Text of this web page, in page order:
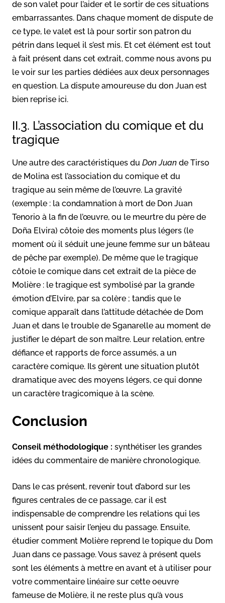
de son valet pour l’aider et le sortir de ces situations
embarrassantes. Dans chaque moment de dispute de
ce type, le valet est là pour sortir son patron du
pétrin dans lequel il s’est mis. Et cet élément est tout
à fait présent dans cet extrait, comme nous avons pu
le voir sur les parties dédiées aux deux personnages
en question. La dispute amoureuse du don Juan est
bien reprise ici.
II.3. L’association du comique et du
tragique
Une autre des caractéristiques du Don Juan de Tirso
de Molina est l’association du comique et du
tragique au sein même de l’œuvre. La gravité
(exemple : la condamnation à mort de Don Juan
Tenorio à la fin de l’œuvre, ou le meurtre du père de
Doña Elvira) côtoie des moments plus légers (le
moment où il séduit une jeune femme sur un bâteau
de pêche par exemple). De même que le tragique
côtoie le comique dans cet extrait de la pièce de
Molière : le tragique est symbolisé par la grande
émotion d’Elvire, par sa colère ; tandis que le
comique apparaît dans l’attitude détachée de Dom
Juan et dans le trouble de Sganarelle au moment de
justifier le départ de son maître. Leur relation, entre
défiance et rapports de force assumés, a un
caractère comique. Ils gèrent une situation plutôt
dramatique avec des moyens légers, ce qui donne
un caractère tragicomique à la scène.
Conclusion
Conseil méthodologique : synthétiser les grandes
idées du commentaire de manière chronologique.
Dans le cas présent, revenir tout d’abord sur les
figures centrales de ce passage, car il est
indispensable de comprendre les relations qui les
unissent pour saisir l’enjeu du passage. Ensuite,
étudier comment Molière reprend le topique du Dom
Juan dans ce passage. Vous savez à présent quels
sont les éléments à mettre en avant et à utiliser pour
votre commentaire linéaire sur cette oeuvre
fameuse de Molière, il ne reste plus qu’à vous